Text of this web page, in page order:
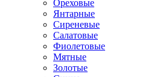
Ореховые
Янтарные
Сиреневые
Салатовые
Фиолетовые
Мятные
Золотые